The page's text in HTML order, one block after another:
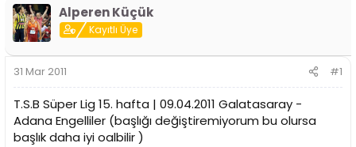
u
y
u
B
a
ş
a
t
a
l
a
n
g
a
r
i
Alperen Küçük
Kayıtlı Üye
31 Mar 2011 #1
T.S.B Süper Lig 15. hafta | 09.04.2011 Galatasaray -
Adana Engelliler (başlığı değiştiremiyorum bu olursa
başlık daha iyi oalbilir )